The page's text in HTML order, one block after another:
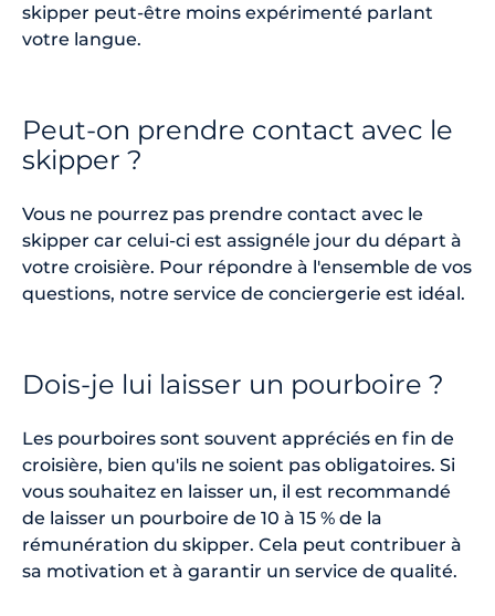
skipper peut-être moins expérimenté parlant
votre langue.
Peut-on prendre contact avec le
skipper ?
Vous ne pourrez pas prendre contact avec le
skipper car celui-ci est assignéle jour du départ à
votre croisière. Pour répondre à l'ensemble de vos
questions, notre service de conciergerie est idéal.
Dois-je lui laisser un pourboire ?
Les pourboires sont souvent appréciés en fin de
croisière, bien qu'ils ne soient pas obligatoires. Si
vous souhaitez en laisser un, il est recommandé
de laisser un pourboire de 10 à 15 % de la
rémunération du skipper. Cela peut contribuer à
sa motivation et à garantir un service de qualité.